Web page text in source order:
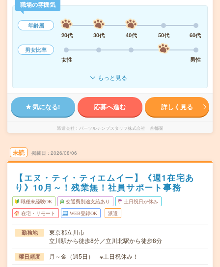
職場の雰囲気
年齢層
20代
30代 40代 50代
60代
男女比率
女性
男性
もっと見る
気になる! 応募へ進む 詳しく見る
派遣会社 パーソルテンプスタッフ株式会社 首都圏
未読 掲載日 2026/08/06
【エヌ・ティ・ティエムイー】《週1在宅あ
り》10月～！残業無！社員サポート事務
職種未経験OK 交通費別途支給あり 土日祝日が休み
在宅・リモート WEB登録OK 派遣
勤務地
東京都立川市
立川駅から徒歩8分／立川北駅から徒歩8分
曜日頻度 月～金（週5日） ※土日祝休み！